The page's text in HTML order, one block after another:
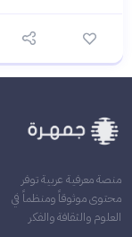
منصة معرفية عربية توفر
محتوى موثوقاً ومنظماً في
العلوم والثقافة والفكر